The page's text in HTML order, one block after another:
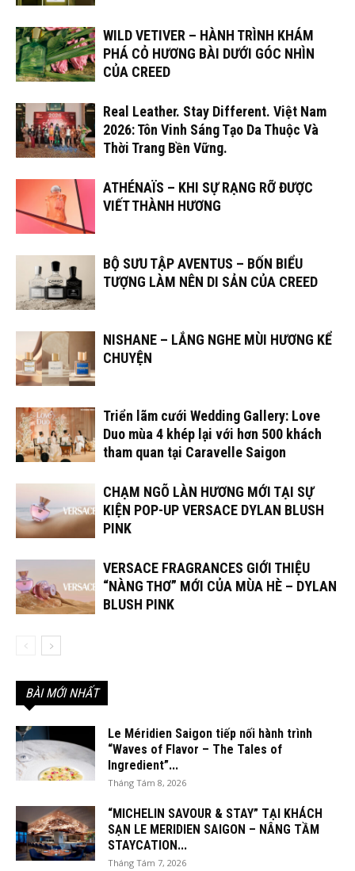
WILD VETIVER – HÀNH TRÌNH KHÁM
PHÁ CỎ HƯƠNG BÀI DƯỚI GÓC NHÌN
CỦA CREED
Real Leather. Stay Different. Việt Nam
2026: Tôn Vinh Sáng Tạo Da Thuộc Và
Thời Trang Bền Vững.
ATHÉNAÏS – KHI SỰ RẠNG RỠ ĐƯỢC
VIẾT THÀNH HƯƠNG
BỘ SƯU TẬP AVENTUS – BỐN BIỂU
TƯỢNG LÀM NÊN DI SẢN CỦA CREED
NISHANE – LẮNG NGHE MÙI HƯƠNG KỂ
CHUYỆN
Triển lãm cưới Wedding Gallery: Love
Duo mùa 4 khép lại với hơn 500 khách
tham quan tại Caravelle Saigon
CHẠM NGÕ LÀN HƯƠNG MỚI TẠI SỰ
KIỆN POP-UP VERSACE DYLAN BLUSH
PINK
VERSACE FRAGRANCES GIỚI THIỆU
“NÀNG THƠ” MỚI CỦA MÙA HÈ – DYLAN
BLUSH PINK
BÀI MỚI NHẤT
Le Méridien Saigon tiếp nối hành trình
“Waves of Flavor – The Tales of
Ingredient”...
Tháng Tám 8, 2026
“MICHELIN SAVOUR & STAY” TẠI KHÁCH
SẠN LE MERIDIEN SAIGON – NÂNG TẦM
STAYCATION...
Tháng Tám 7, 2026